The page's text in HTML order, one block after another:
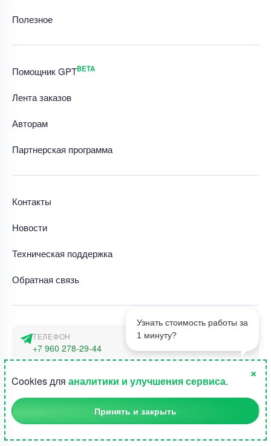
1
Узнать стоимость работы за
1 минуту?
Полезное
Помощник GPTBETA
Лента заказов
Авторам
Партнерская программа
Контакты
Новости
Техническая поддержка
Обратная связь
ТЕЛЕФОН
+7 960 278-29-44
г. Москва, наб. Тараса Шевченко 23а
©2015-2026, Студландия -
Cookies для аналитики и улучшения сервиса.
×
Принять и закрыть